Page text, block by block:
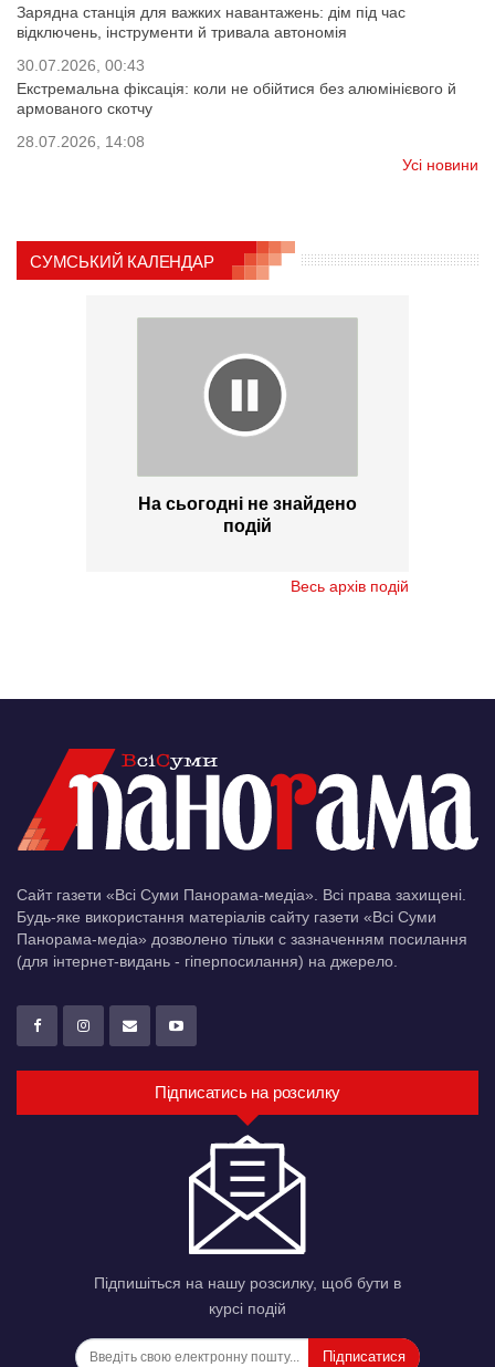
Зарядна станція для важких навантажень: дім під час
відключень, інструменти й тривала автономія
30.07.2026, 00:43
Екстремальна фіксація: коли не обійтися без алюмінієвого й
армованого скотчу
28.07.2026, 14:08
Усі новини
СУМСЬКИЙ КАЛЕНДАР
На сьогодні не знайдено
подій
Весь архів подій
Сайт газети «Всі Суми Панорама-медіа». Всі права захищені.
Будь-яке використання матеріалів сайту газети «Всі Суми
Панорама-медіа» дозволено тільки c зазначенням посилання
(для інтернет-видань - гіперпосилання) на джерело.
Підписатись на розсилку
Підпишіться на нашу розсилку, щоб бути в
курсі подій
Підписатися